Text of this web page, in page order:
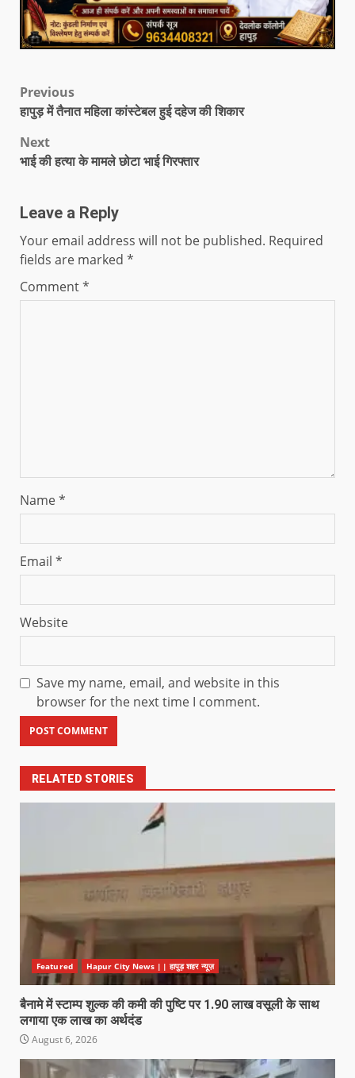
Previous
हापुड़ में तैनात महिला कांस्टेबल हुई दहेज की शिकार
Next
भाई की हत्या के मामले छोटा भाई गिरफ्तार
Leave a Reply
Your email address will not be published. Required
fields are marked *
Comment*
Name*
Email *
Website
Save my name, email, and website in this
browser for the next time I comment.
RELATED STORIES
Featured Hapur City News || हापुड़ शहर न्यूज़
बैनामे में स्टाम्प शुल्क की कमी की पुष्टि पर 1.90 लाख वसूली के साथ
लगाया एक लाख का अर्थदंड
August 6, 2026